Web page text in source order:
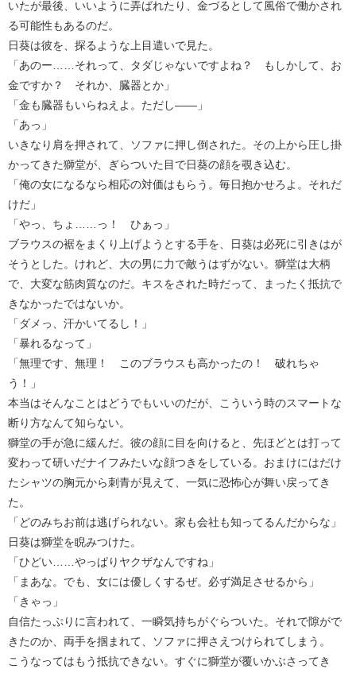
いたが最後、いいように弄ばれたり、金づるとして風俗で働かされ
る可能性もあるのだ。
日葵は彼を、探るような上目遣いで見た。
「あのー……それって、タダじゃないですよね？ もしかして、お
金ですか？ それか、臓器とか」
「金も臓器もいらねえよ。ただし――」
「あっ」
いきなり肩を押されて、ソファに押し倒された。その上から圧し掛
かってきた獅堂が、ぎらついた目で日葵の顔を覗き込む。
「俺の女になるなら相応の対価はもらう。毎日抱かせろよ。それだ
けだ」
「やっ、ちょ……っ！ ひぁっ」
ブラウスの裾をまくり上げようとする手を、日葵は必死に引きはが
そうとした。けれど、大の男に力で敵うはずがない。獅堂は大柄
で、大変な筋肉質なのだ。キスをされた時だって、まったく抵抗で
きなかったではないか。
「ダメっ、汗かいてるし！」
「暴れるなって」
「無理です、無理！ このブラウスも高かったの！ 破れちゃ
う！」
本当はそんなことはどうでもいいのだが、こういう時のスマートな
断り方なんて知らない。
獅堂の手が急に緩んだ。彼の顔に目を向けると、先ほどとは打って
変わって研いだナイフみたいな顔つきをしている。おまけにはだけ
たシャツの胸元から刺青が見えて、一気に恐怖心が舞い戻ってき
た。
「どのみちお前は逃げられない。家も会社も知ってるんだからな」
日葵は獅堂を睨みつけた。
「ひどい……やっぱりヤクザなんですね」
「まあな。でも、女には優しくするぜ。必ず満足させるから」
「きゃっ」
自信たっぷりに言われて、一瞬気持ちがぐらついた。それで隙がで
きたのか、両手を掴まれて、ソファに押さえつけられてしまう。
こうなってはもう抵抗できない。すぐに獅堂が覆いかぶさってき